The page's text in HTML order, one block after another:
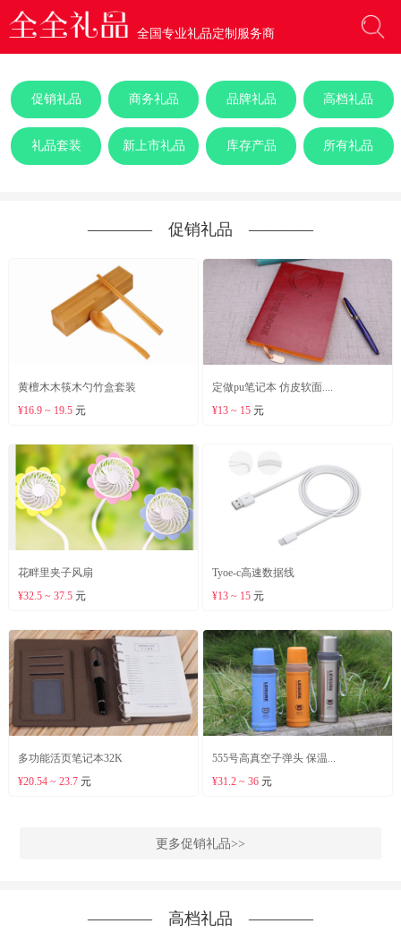
全国专业礼品定制服务商
促销礼品 商务礼品 品牌礼品 高档礼品
礼品套装 新上市礼品 库存产品 所有礼品
―――― 促销礼品 ――――
黄檀木木筷木勺竹盒套装
¥16.9 ~ 19.5元
定做pu笔记本 仿皮软面....
¥13 ~ 15 元
花畔里夹子风扇
¥32.5 ~ 37.5元
Tyoe-c高速数据线
¥13 ~ 15 元
多功能活页笔记本32K
¥20.54 ~ 23.7元
555号高真空子弹头 保温...
¥31.2 ~ 36 元
更多促销礼品>>
―――― 高档礼品 ――――